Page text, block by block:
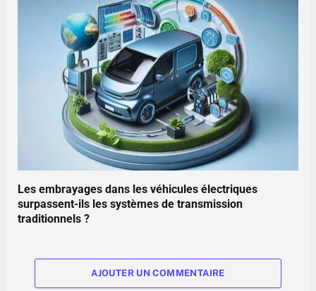
Les embrayages dans les véhicules électriques
surpassent-ils les systèmes de transmission
traditionnels ?
AJOUTER UN COMMENTAIRE